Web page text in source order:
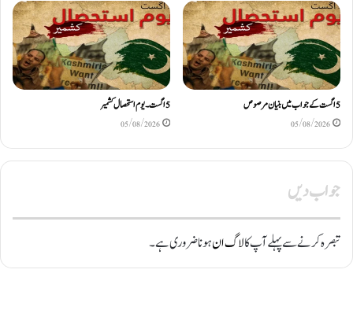
5اگست کے جواب میں بنیان مرصوص
05/08/2026
5اگست۔ یوم استحصال کشمیر
05/08/2026
جواب دیں
تبصرہ کرنے سے پہلے آپ کالاگ انہونا ضروری ہے۔